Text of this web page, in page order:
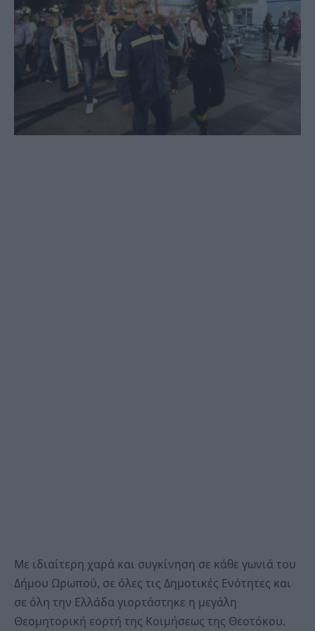
Με ιδιαίτερη χαρά και συγκίνηση σε κάθε γωνιά του
Δήμου Ωρωπού, σε όλες τις Δημοτικές Ενότητες και
σε όλη την Ελλάδα γιορτάστηκε η μεγάλη
Θεομητορική εορτή της Κοιμήσεως της Θεοτόκου.